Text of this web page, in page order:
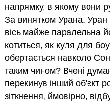
напрямку, в якому вони
За винятком Урана. Уран
вісь майже паралельна
котиться, як куля для
обертається навколо
таким чином? Вчені
перекинув інший об'єкт
зіткнення, ймовірно,